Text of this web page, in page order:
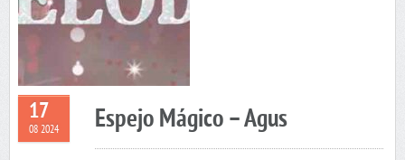
17
08 2024 Espejo Mágico – Agus